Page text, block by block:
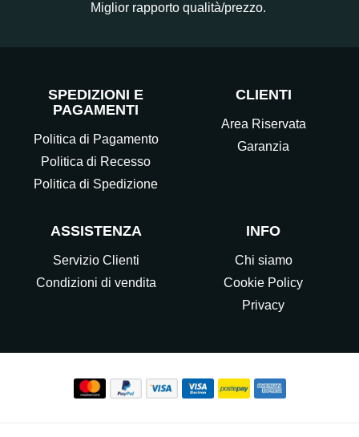
Miglior rapporto qualità/prezzo.
SPEDIZIONI E
PAGAMENTI
Politica di Pagamento
Politica di Recesso
Politica di Spedizione
CLIENTI
Area Riservata
Garanzia
ASSISTENZA
Servizio Clienti
Condizioni di vendita
INFO
Chi siamo
Cookie Policy
Privacy